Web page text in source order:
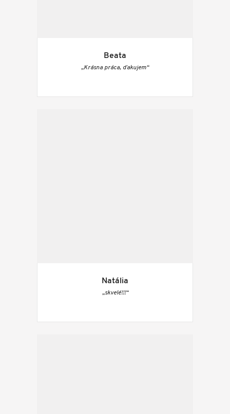
Beata
„Krásna práca, ďakujem“
Natália
„skvelé!!!“